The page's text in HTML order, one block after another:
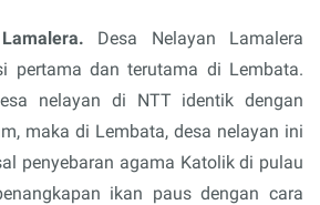
Desa Nelayan Lamalera
pertama dan terutama di Lembata.
nelayan di NTT identik dengan
maka di Lembata, desa nelayan ini
penyebaran agama Katolik di pulau
ikan paus dengan cara